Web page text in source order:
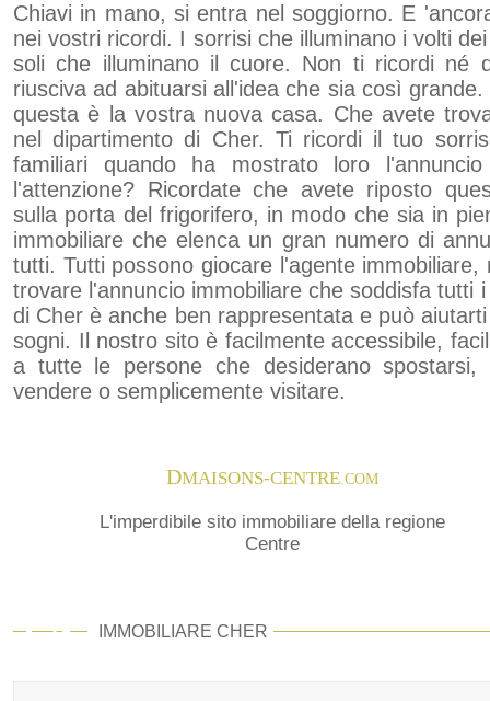
Chiavi in ​​mano, si entra nel soggiorno. E
nei vostri ricordi. I sorrisi che illuminano i volti
soli che illuminano il cuore. Non ti ricordi né
riusciva ad abituarsi all'idea che sia così
questa è la vostra nuova casa. Che avete
nel dipartimento di Cher. Ti ricordi il tuo
familiari quando ha mostrato loro
l'attenzione? Ricordate che avete riposto
sulla porta del frigorifero, in modo che sia in
immobiliare che elenca un gran numero di
tutti. Tutti possono giocare l'agente
trovare l'annuncio immobiliare che soddisfa tutti
di Cher è anche ben rappresentata e può
sogni. Il nostro sito è facilmente accessibile,
a tutte le persone che desiderano spostarsi,
vendere o semplicemente visitare.
DMAISONS-CENTRE.COM
L'imperdibile sito immobiliare della regione
Centre
18 IMMOBILIARE CHER